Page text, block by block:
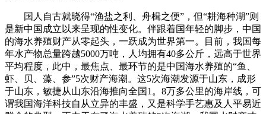
国人自古就晓得“渔盐之利、舟楫之便”，但“耕海种湖”则
是新中国成立以来呈现的性变化。伴跟着国年轻的脚步，中国
的海水养殖财产从零起头，一跃成为世界第一。目前，我国每
年水产物总量跨越5000万吨，人均拥有40多公斤，远高于世界
平均程度，此中，最焦点、最环节的是中国海水养殖的“鱼、
虾、贝、藻、参”5次财产海潮。这5次海潮发源于山东，成形
于山东，敏捷从山东沿海推向全国1。8万多公里的海岸线，可
谓我国海洋科技自从立异的丰盛，又是科学手艺惠及人平易近